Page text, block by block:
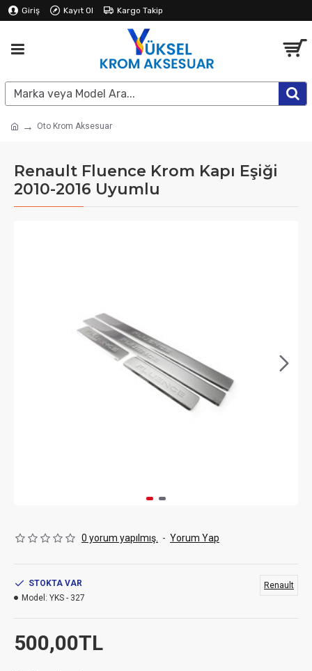
Giriş Kayıt Ol Kargo Takip
Oto Krom Aksesuar
Renault Fluence Krom Kapı Eşiği
2010-2016 Uyumlu
0 yorum yapılmış. - Yorum Yap
500,00TL
STOKTA VAR
Model: YKS - 327
Renault